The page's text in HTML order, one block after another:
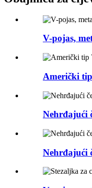
V-pojas,
Američki
Nehrđajući
Nehrđajući